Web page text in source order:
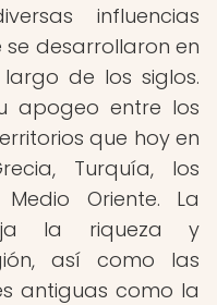
influencias
desarrollaron en
de los siglos.
apogeo entre los
que hoy en
Turquía, los
Oriente. La
la riqueza y
así como las
antiguas como la